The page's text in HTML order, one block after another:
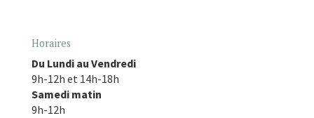
Horaires
Du Lundi au Vendredi
9h-12h et 14h-18h
Samedi matin
9h-12h